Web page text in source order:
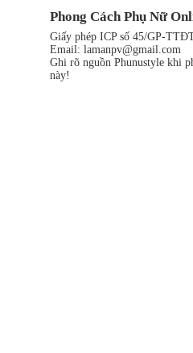
Phong Cách Phụ Nữ
Giấy phép ICP số 45/GP-
Email: lamanpv@gmail.com
Ghi rõ nguồn Phunustyle khi
này!